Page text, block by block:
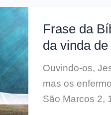
a
oração
com
fé
e
Frase da
da vinda
Ouvindo-os,
mas os
São Marcos 2,